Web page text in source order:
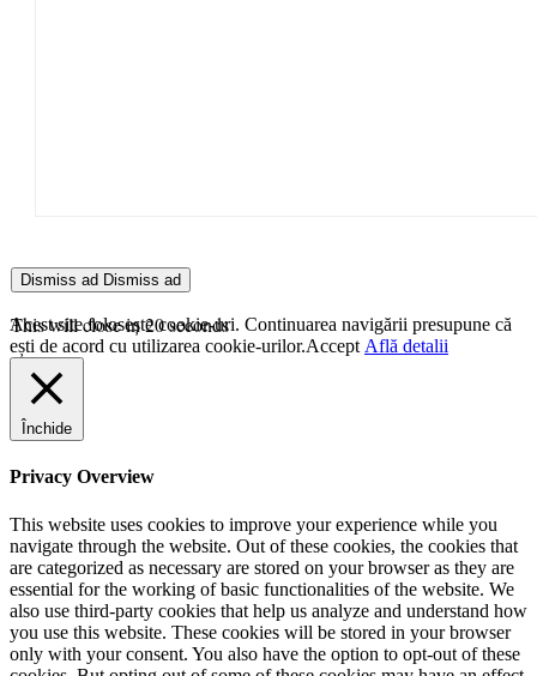
Dismiss ad Dismiss ad
This will close in20seconds
Acest site folosește cookie-uri. Continuarea navigării presupune că
ești de acord cu utilizarea cookie-urilor.Accept Află detalii
Închide
Privacy Overview
This website uses cookies to improve your experience while you
navigate through the website. Out of these cookies, the cookies that
are categorized as necessary are stored on your browser as they are
essential for the working of basic functionalities of the website. We
also use third-party cookies that help us analyze and understand how
you use this website. These cookies will be stored in your browser
only with your consent. You also have the option to opt-out of these